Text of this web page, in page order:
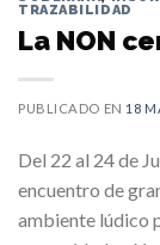
TRAZABILIDAD
La NON
PUBLICADO EN 18
Del 22 al 24 de
encuentro de
ambiente lúdico